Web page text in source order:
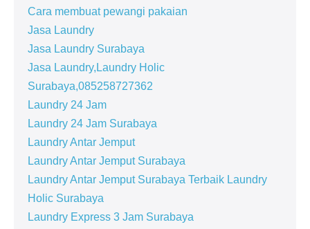
Cara membuat pewangi pakaian
Jasa Laundry
Jasa Laundry Surabaya
Jasa Laundry,Laundry Holic
Surabaya,085258727362
Laundry 24 Jam
Laundry 24 Jam Surabaya
Laundry Antar Jemput
Laundry Antar Jemput Surabaya
Laundry Antar Jemput Surabaya Terbaik Laundry
Holic Surabaya
Laundry Express 3 Jam Surabaya